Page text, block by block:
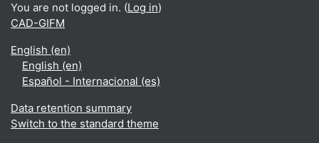
You are not logged in. (Log in)
CAD-GIFM
English ‎(en)‎
English ‎(en)‎
Español - Internacional ‎(es)‎
Data retention summary
Switch to the standard theme